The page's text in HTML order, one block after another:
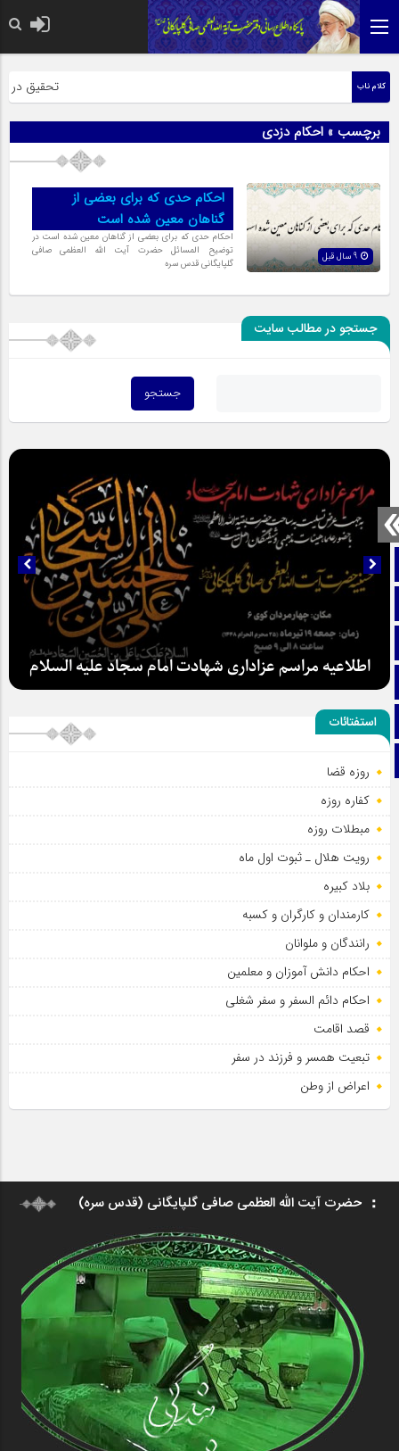
صفحه نخست
آپارات
اینستاگرام
کلام ناب تحقیق در
برچسب » احکام دزدی
احکام حدی که برای بعضی از
گناهان معین شده است
احکام حدی که برای بعضی از گناهان معین شده است در
توضیح المسائل حضرت آیت الله العظمی صافی
گلپایگانی قدس سره
جستجو در مطالب سایت
اطلاعیه مراسم عزاداری شهادت امام سجاد علیه السلام
استفتائات
روزه قضا
کفاره روزه
مبطلات روزه
رویت هلال ـ ثبوت اول ماه
بلاد کبیره
کارمندان و کارگران و کسبه
رانندگان و ملوانان
احکام دانش آموزان و معلمین
احکام دائم السفر و سفر شغلی
قصد اقامت
تبعیت همسر و فرزند در سفر
اعراض از وطن
حضرت آیت الله العظمی صافی گلپایگانی (قدس سره)